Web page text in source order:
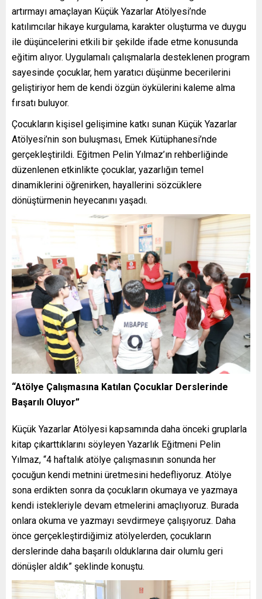
artırmayı amaçlayan Küçük Yazarlar Atölyesi’nde
katılımcılar hikaye kurgulama, karakter oluşturma ve duygu
ile düşüncelerini etkili bir şekilde ifade etme konusunda
eğitim alıyor. Uygulamalı çalışmalarla desteklenen program
sayesinde çocuklar, hem yaratıcı düşünme becerilerini
geliştiriyor hem de kendi özgün öykülerini kaleme alma
fırsatı buluyor.
Çocukların kişisel gelişimine katkı sunan Küçük Yazarlar
Atölyesi’nin son buluşması, Emek Kütüphanesi’nde
gerçekleştirildi. Eğitmen Pelin Yılmaz’ın rehberliğinde
düzenlenen etkinlikte çocuklar, yazarlığın temel
dinamiklerini öğrenirken, hayallerini sözcüklere
dönüştürmenin heyecanını yaşadı.
“Atölye Çalışmasına Katılan Çocuklar Derslerinde
Başarılı Oluyor”
Küçük Yazarlar Atölyesi kapsamında daha önceki gruplarla
kitap çıkarttıklarını söyleyen Yazarlık Eğitmeni Pelin
Yılmaz, “4 haftalık atölye çalışmasının sonunda her
çocuğun kendi metnini üretmesini hedefliyoruz. Atölye
sona erdikten sonra da çocukların okumaya ve yazmaya
kendi istekleriyle devam etmelerini amaçlıyoruz. Burada
onlara okuma ve yazmayı sevdirmeye çalışıyoruz. Daha
önce gerçekleştirdiğimiz atölyelerden, çocukların
derslerinde daha başarılı olduklarına dair olumlu geri
dönüşler aldık” şeklinde konuştu.